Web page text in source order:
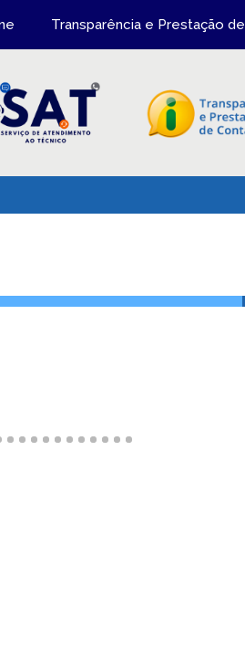
Transparência e Prestação